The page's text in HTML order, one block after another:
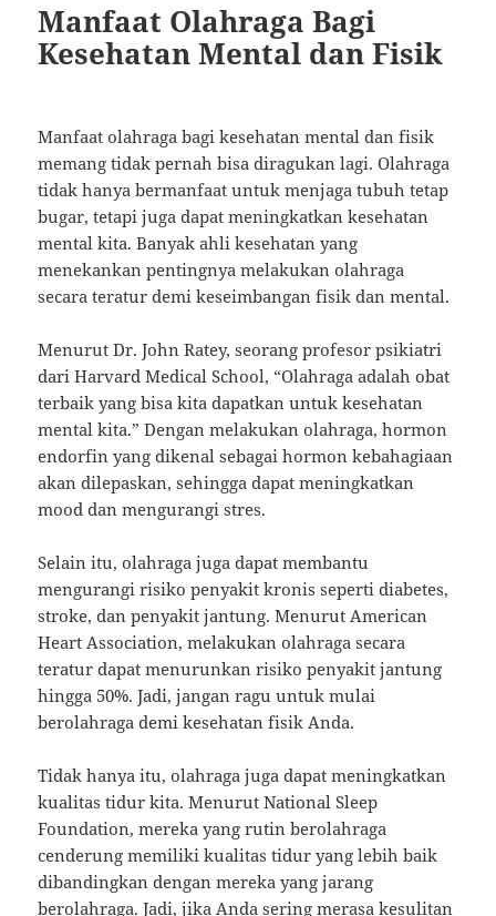
Manfaat Olahraga Bagi
Kesehatan Mental dan Fisik
Manfaat olahraga bagi kesehatan mental dan fisik
memang tidak pernah bisa diragukan lagi. Olahraga
tidak hanya bermanfaat untuk menjaga tubuh tetap
bugar, tetapi juga dapat meningkatkan kesehatan
mental kita. Banyak ahli kesehatan yang
menekankan pentingnya melakukan olahraga
secara teratur demi keseimbangan fisik dan mental.
Menurut Dr. John Ratey, seorang profesor psikiatri
dari Harvard Medical School, “Olahraga adalah obat
terbaik yang bisa kita dapatkan untuk kesehatan
mental kita.” Dengan melakukan olahraga, hormon
endorfin yang dikenal sebagai hormon kebahagiaan
akan dilepaskan, sehingga dapat meningkatkan
mood dan mengurangi stres.
Selain itu, olahraga juga dapat membantu
mengurangi risiko penyakit kronis seperti diabetes,
stroke, dan penyakit jantung. Menurut American
Heart Association, melakukan olahraga secara
teratur dapat menurunkan risiko penyakit jantung
hingga 50%. Jadi, jangan ragu untuk mulai
berolahraga demi kesehatan fisik Anda.
Tidak hanya itu, olahraga juga dapat meningkatkan
kualitas tidur kita. Menurut National Sleep
Foundation, mereka yang rutin berolahraga
cenderung memiliki kualitas tidur yang lebih baik
dibandingkan dengan mereka yang jarang
berolahraga. Jadi, jika Anda sering merasa kesulitan